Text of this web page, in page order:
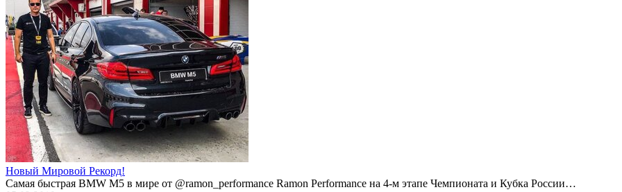
Новый Мировой Рекорд!
Cамая быстрая BMW M5 в мире от @ramon_performance Ramon Performance на 4-м этапе Чемпионата и Кубка России…